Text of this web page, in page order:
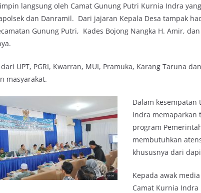
langsung oleh Camat Gunung Putri Kurnia Indra
dan Danramil. Dari jajaran Kepala Desa tampak
Gunung Putri, Kades Bojong Nangka H. Amir,
UPT, PGRI, Kwarran, MUI, Pramuka, Karang Taruna
masyarakat.
Dalam kesempatan
Indra memaparkan
program
membutuhkan
khususnya dari
Kepada awak
Camat Kurnia